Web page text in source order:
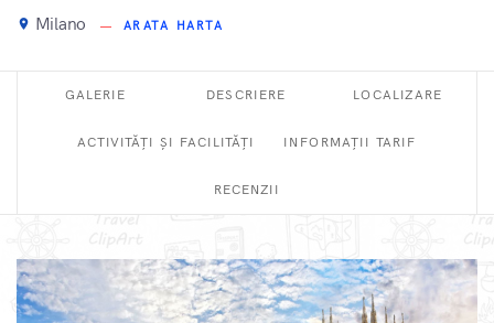
place Milano ARATA HARTA
GALERIE DESCRIERE LOCALIZARE
ACTIVITĂȚI ȘI FACILITĂȚI INFORMAȚII TARIF
RECENZII